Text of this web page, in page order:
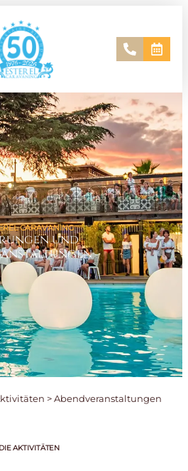
CARAVANING
und
>Abendveranstaltungen
DIE AKTIVITÄTEN